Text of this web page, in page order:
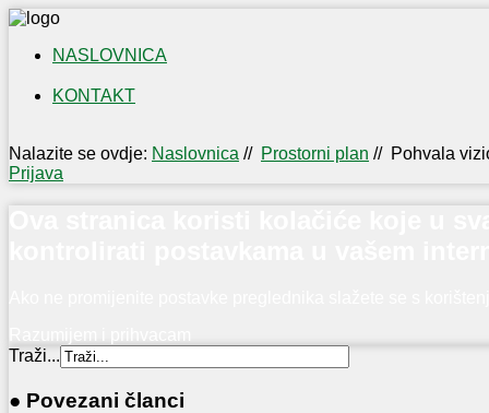
NASLOVNICA
KONTAKT
Nalazite se ovdje: Naslovnica // Prostorni plan // Pohvala
Prijava
Traži...
● Povezani članci
NAŠI
OTOČANI
U